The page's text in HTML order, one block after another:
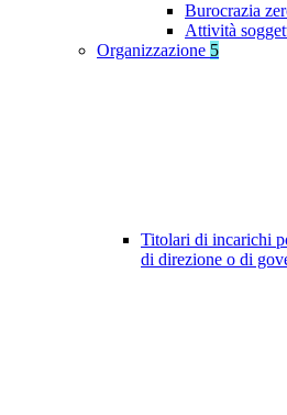
Burocrazia
Attività
Organizzazione 5
Titolari di incarichi
di direzione o di